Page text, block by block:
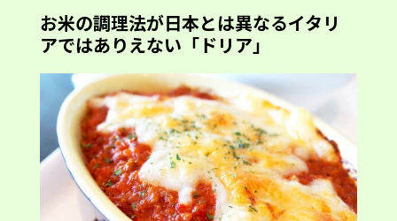
お米の調理法が日本とは異なるイタリ
アではありえない「ドリア」